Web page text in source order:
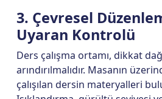
3. Çevresel
Uyaran Kontrolü
Ders çalışma ortamı, dikkat
arındırılmalıdır. Masanın
çalışılan dersin materyalleri